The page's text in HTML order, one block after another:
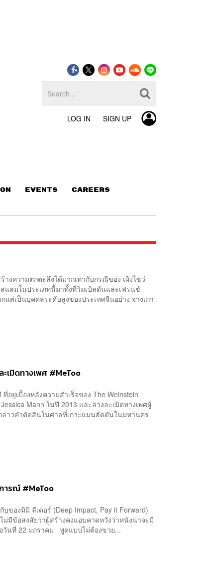
LOG IN SIGN UP
EVENTS CAREERS
งความตกตะลึงได้มากเท่ากับกรณีของ เผิงไซว่
ลมในประเภทนี้มาทั้งที่วิมเบิลดันและเฟรนช์
ต่เป็นบุคคลระดับสูงของประเทศจีนอย่าง จางเกา
เมิดทางเพศ #MeToo
ยู่เบื้องหลังความสำเร็จของ The Weinstein
Mann ในปี 2013 และล่วงละเมิดทางเพศผู้
ล่าวคำตัดสินในศาลที่เกาะแมนฮัตตันในมหานคร
ารณ์ #MeToo
ของมิมิ ลีเดอร์ (Deep Impact, Pay it Forward)
มีข้อสงสัยว่าผู้สร้างคงแอบคาดหวังว่าหนังน่าจะมี
อวันที่ 22 มกราคม พูดแบบไม่ต้องขวย...